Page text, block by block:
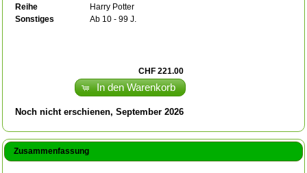
Reihe
Harry Potter
Sonstiges
Ab 10 - 99 J.
CHF 221.00
In den Warenkorb
Noch nicht erschienen, September 2026
Zusammenfassung